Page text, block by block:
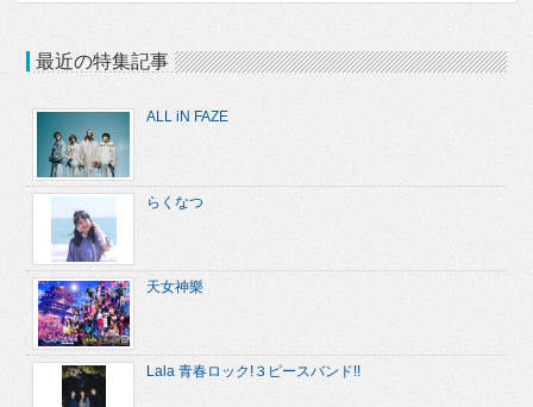
最近の特集記事
ALL iN FAZE
らくなつ
天女神樂
Lala 青春ロック!３ピースバンド!!